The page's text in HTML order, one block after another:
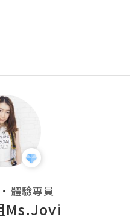
・ 體驗專員
Ms.Jovi